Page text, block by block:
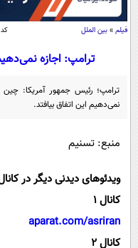
فیلم » بین الملل
ترامپ: اجازه
ترامپ؛ رئیس جمهور آمریکا: چین
نمی‌دهیم این اتفاق بیافتد.
منبع: تسنیم
ویدئوهای دیدنی دیگر در
کانال 1
aparat.com/asriran
کانال 2